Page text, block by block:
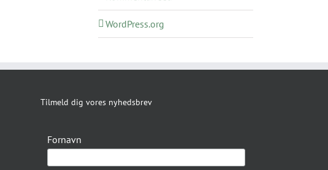
WordPress.org
Tilmeld dig vores nyhedsbrev
Fornavn